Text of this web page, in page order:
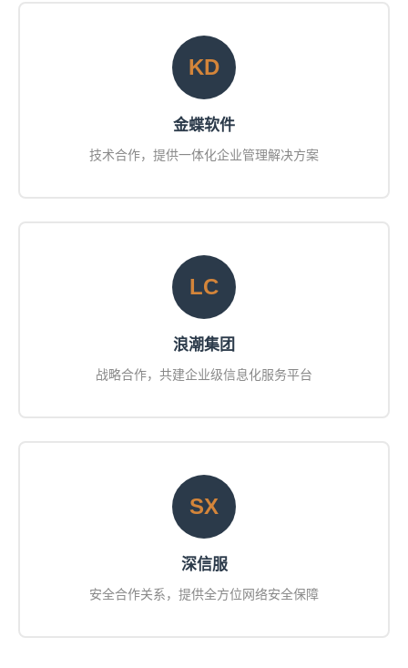
KD
金蝶软件
技术合作，提供一体化企业管理解决方案
LC
浪潮集团
战略合作，共建企业级信息化服务平台
SX
深信服
安全合作关系，提供全方位网络安全保障